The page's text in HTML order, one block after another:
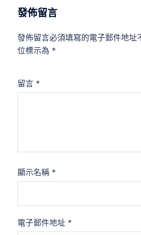
發佈留言
發佈留言必須填寫的電子郵件地址
位標示為 *
留言 *
顯示名稱 *
電子郵件地址 *